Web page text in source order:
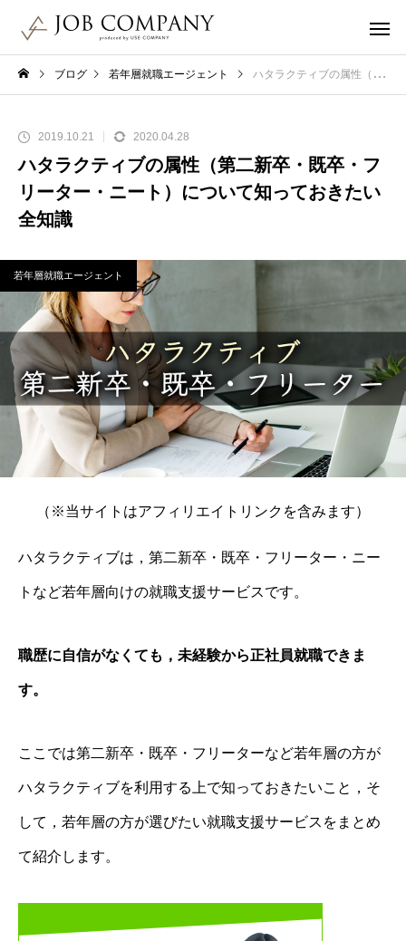
ブログ 若年層就職エージェント ハタラクティブの属性（第二新卒・既卒・フリーター・ニート）について知っておきたい全知識
2019.10.21 2020.04.28
ハタラクティブの属性（第二新卒・既卒・フ
リーター・ニート）について知っておきたい
全知識
若年層就職エージェント
（※当サイトはアフィリエイトリンクを含みます）
ハタラクティブは，第二新卒・既卒・フリーター・ニー
トなど若年層向けの就職支援サービスです。
職歴に自信がなくても，未経験から正社員就職できま
す。
ここでは第二新卒・既卒・フリーターなど若年層の方が
ハタラクティブを利用する上で知っておきたいこと，そ
して，若年層の方が選びたい就職支援サービスをまとめ
て紹介します。